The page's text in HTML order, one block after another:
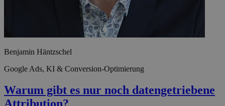
Benjamin Häntzschel
Google Ads, KI & Conversion-Optimierung
Warum gibt es nur noch datengetriebene
Attribution?